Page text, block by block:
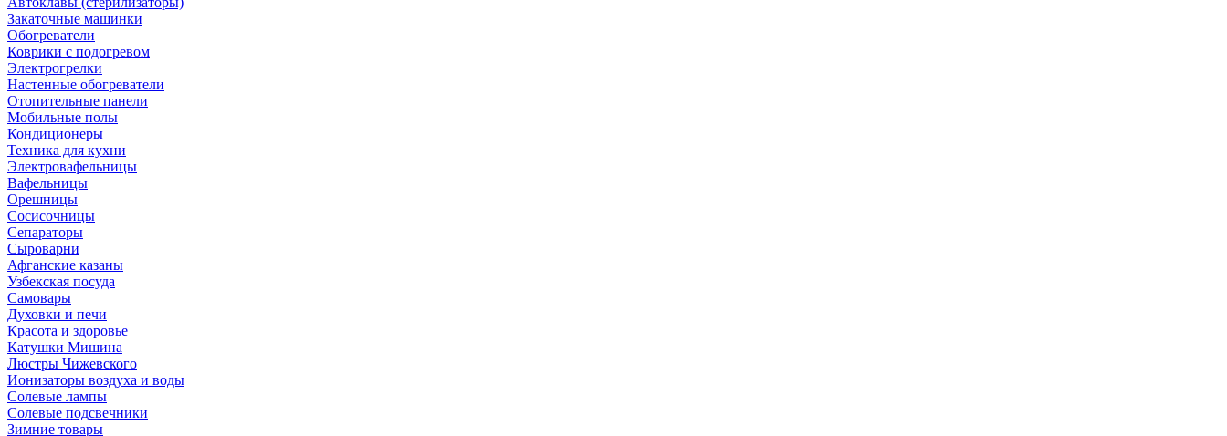
Закаточные машинки
Обогреватели
Коврики с подогревом
Электрогрелки
Настенные обогреватели
Отопительные панели
Мобильные полы
Кондиционеры
Техника для кухни
Электровафельницы
Вафельницы
Орешницы
Сосисочницы
Сепараторы
Сыроварни
Афганские казаны
Узбекская посуда
Самовары
Духовки и печи
Красота и здоровье
Катушки Мишина
Люстры Чижевского
Ионизаторы воздуха и воды
Солевые лампы
Солевые подсвечники
Зимние товары